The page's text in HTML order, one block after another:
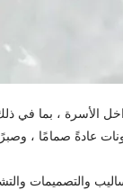
الأسرة ، بما
عادةً صمامًا ،
والتصميمات